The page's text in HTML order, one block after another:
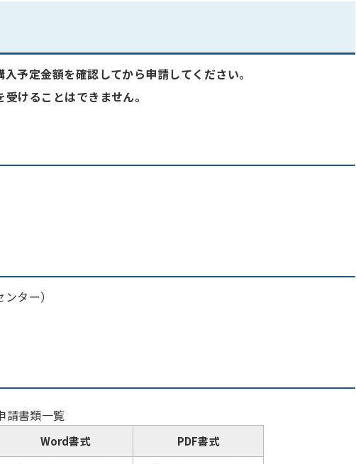
予定金額を確認してから申請してください。
けることはできません。
ター）
請書類一覧
Word書式 PDF書式